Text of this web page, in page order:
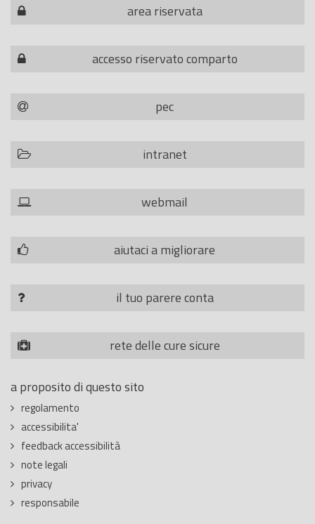
area riservata
accesso riservato comparto
pec
intranet
webmail
aiutaci a migliorare
il tuo parere conta
rete delle cure sicure
a proposito di questo sito
regolamento
accessibilita'
feedback accessibilità
note legali
privacy
responsabile